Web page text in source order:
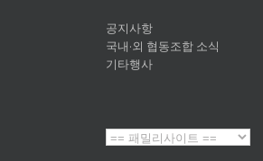
공지사항
국내·외 협동조합 소식
기타행사